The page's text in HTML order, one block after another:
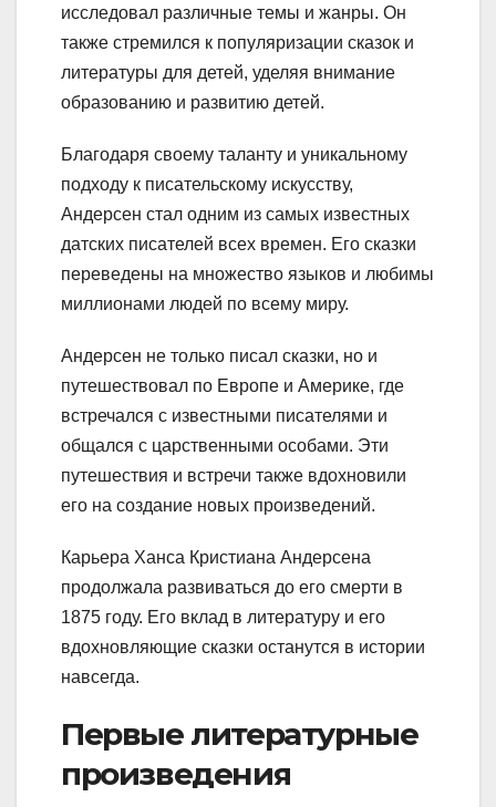
исследовал различные темы и жанры. Он
также стремился к популяризации сказок и
литературы для детей, уделяя внимание
образованию и развитию детей.
Благодаря своему таланту и уникальному
подходу к писательскому искусству,
Андерсен стал одним из самых известных
датских писателей всех времен. Его сказки
переведены на множество языков и любимы
миллионами людей по всему миру.
Андерсен не только писал сказки, но и
путешествовал по Европе и Америке, где
встречался с известными писателями и
общался с царственными особами. Эти
путешествия и встречи также вдохновили
его на создание новых произведений.
Карьера Ханса Кристиана Андерсена
продолжала развиваться до его смерти в
1875 году. Его вклад в литературу и его
вдохновляющие сказки останутся в истории
навсегда.
Первые литературные
произведения